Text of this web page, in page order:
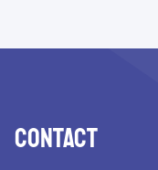
Contact